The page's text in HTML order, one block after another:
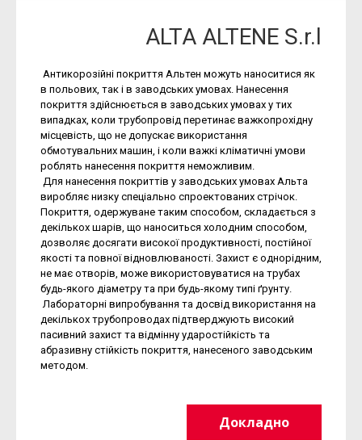
ALTA ALTENE S.r.l
Антикорозійні покриття Альтен можуть наноситися як
в польових, так і в заводських умовах. Нанесення
покриття здійснюється в заводських умовах у тих
випадках, коли трубопровід перетинає важкопрохідну
місцевість, що не допускає використання
обмотувальних машин, і коли важкі кліматичні умови
роблять нанесення покриття неможливим.
Для нанесення покриттів у заводських умовах Альта
виробляє низку спеціально спроектованих стрічок.
Покриття, одержуване таким способом, складається з
декількох шарів, що наноситься холодним способом,
дозволяє досягати високої продуктивності, постійної
якості та повної відновлюваності. Захист є однорідним,
не має отворів, може використовуватися на трубах
будь-якого діаметру та при будь-якому типі ґрунту.
Лабораторні випробування та досвід використання на
декількох трубопроводах підтверджують високий
пасивний захист та відмінну ударостійкість та
абразивну стійкість покриття, нанесеного заводським
методом.
Докладно